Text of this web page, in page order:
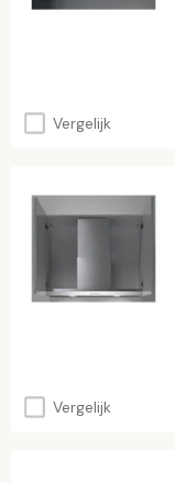
Vergelijk
Vergelijk